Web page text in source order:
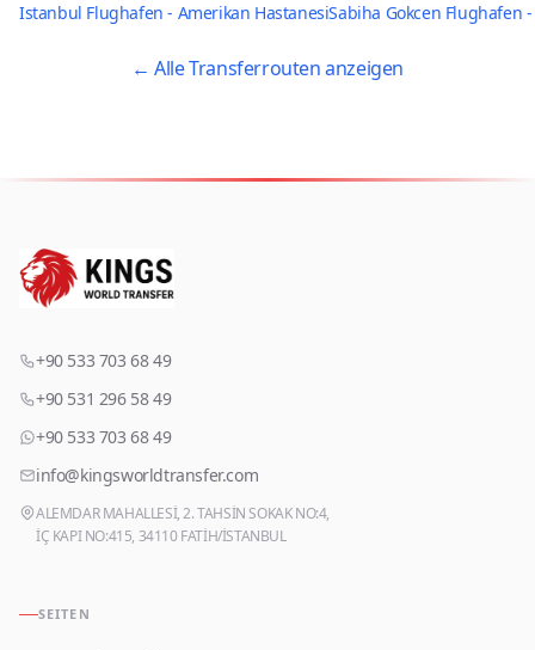
Istanbul Flughafen - Amerikan HastanesiSabiha Gokcen Flughafen
← Alle Transferrouten anzeigen
+90 533 703 68 49
+90 531 296 58 49
+90 533 703 68 49
info@kingsworldtransfer.com
ALEMDAR MAHALLESİ, 2. TAHSİN SOKAK NO:4,
İÇ KAPI NO:415, 34110 FATİH/İSTANBUL
SEITEN